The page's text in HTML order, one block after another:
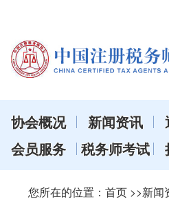
协会概况 新闻资讯
会员服务
税务师考试
您所在的位置： 首页 >>新闻